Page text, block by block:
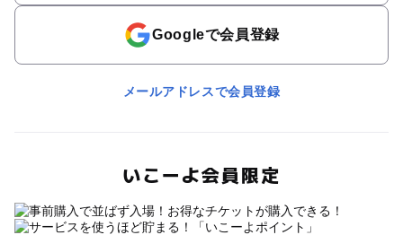
Googleで会員登録
メールアドレスで会員登録
いこーよ会員限定